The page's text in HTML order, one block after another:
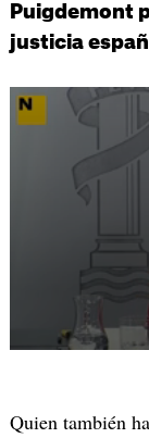
Puigdemont
justicia
Quien también